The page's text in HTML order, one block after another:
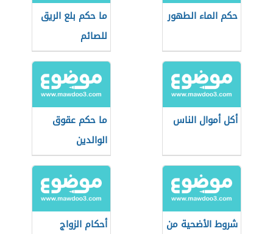
حكم الماء الطهور
ما حكم بلع الريق
للصائم
أكل أموال الناس
ما حكم عقوق
الوالدين
شروط الأضحية من
أحكام الزواج